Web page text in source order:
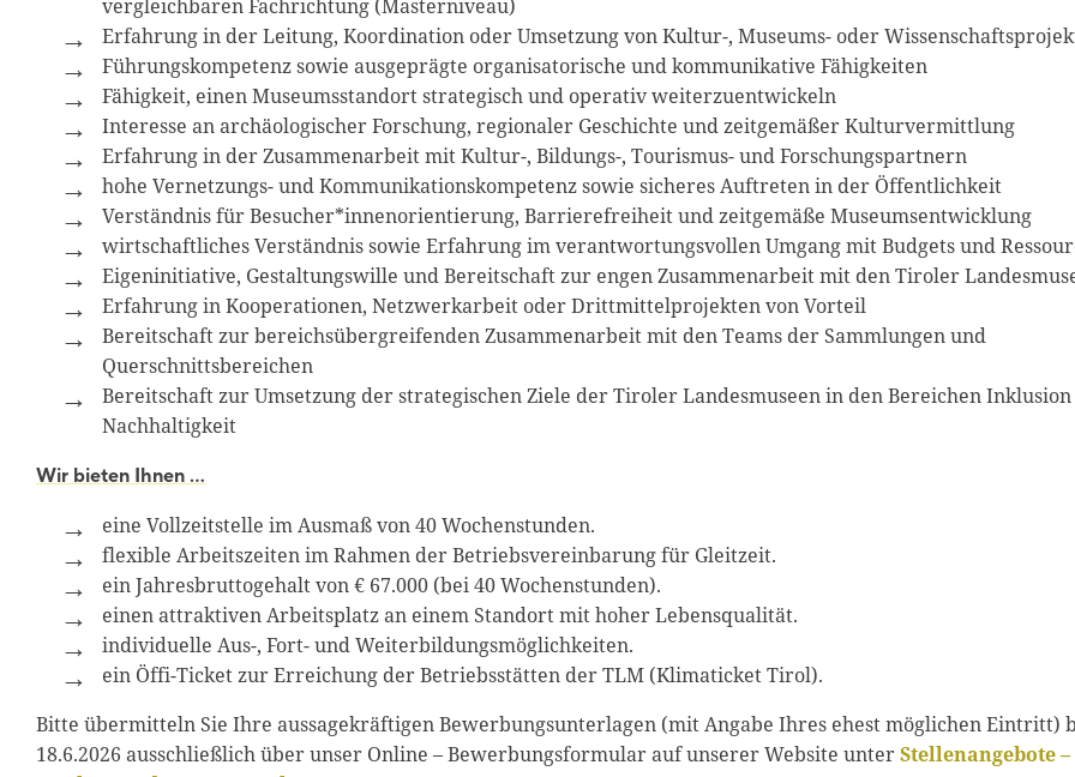
vergleichbaren Fachrichtung (Masterniveau)
Erfahrung in der Leitung, Koordination oder Umsetzung von Kultur-, Museums- oder
Führungskompetenz sowie ausgeprägte organisatorische und kommunikative Fähigkeiten
Fähigkeit, einen Museumsstandort strategisch und operativ weiterzuentwickeln
Interesse an archäologischer Forschung, regionaler Geschichte und zeitgemäßer Kulturvermittlung
Erfahrung in der Zusammenarbeit mit Kultur-, Bildungs-, Tourismus- und Forschungspartnern
hohe Vernetzungs- und Kommunikationskompetenz sowie sicheres Auftreten in der Öffentlichkeit
Verständnis für Besucher*innenorientierung, Barrierefreiheit und zeitgemäße Museumsentwicklung
wirtschaftliches Verständnis sowie Erfahrung im verantwortungsvollen Umgang mit Budgets und
Eigeninitiative, Gestaltungswille und Bereitschaft zur engen Zusammenarbeit mit den Tiroler
Erfahrung in Kooperationen, Netzwerkarbeit oder Drittmittelprojekten von Vorteil
Bereitschaft zur bereichsübergreifenden Zusammenarbeit mit den Teams der Sammlungen und
Querschnittsbereichen
Bereitschaft zur Umsetzung der strategischen Ziele der Tiroler Landesmuseen in den Bereichen
Nachhaltigkeit
Wir bieten Ihnen …
eine Vollzeitstelle im Ausmaß von 40 Wochenstunden.
flexible Arbeitszeiten im Rahmen der Betriebsvereinbarung für Gleitzeit.
ein Jahresbruttogehalt von € 67.000 (bei 40 Wochenstunden).
einen attraktiven Arbeitsplatz an einem Standort mit hoher Lebensqualität.
individuelle Aus-, Fort- und Weiterbildungsmöglichkeiten.
ein Öffi-Ticket zur Erreichung der Betriebsstätten der TLM (Klimaticket Tirol).
Bitte übermitteln Sie Ihre aussagekräftigen Bewerbungsunterlagen (mit Angabe Ihres ehest möglichen Eintritt)
18.6.2026 ausschließlich über unser Online – Bewerbungsformular auf unserer Website unterStellenangebote –